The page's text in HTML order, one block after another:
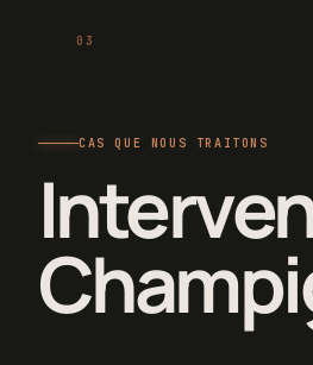
CAS QUE NOUS TRAITONS